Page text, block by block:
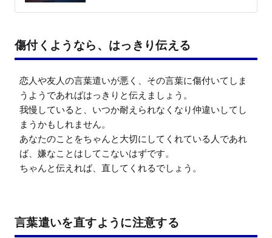
傷付くようなら、はっきり伝える
恋人や友人の言葉遣いが悪く、その言葉に傷付いてしま
うようであればはっきりと伝えましょう。
我慢していると、いつか耐えられなくなり仲違いしてし
まうかもしれません。
あなたのことをちゃんと大切にしてくれている人であれ
ば、嫌なことはしてこないはずです。
ちゃんと伝えれば、直してくれるでしょう。
言葉遣いを直すように注意する